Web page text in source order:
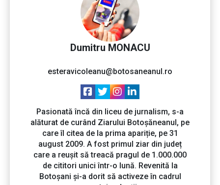
Dumitru MONACU
esteravicoleanu@botosaneanul.ro
Pasionată încă din liceu de jurnalism, s-a
alăturat de curând Ziarului Botoșăneanul, pe
care îl citea de la prima apariție, pe 31
august 2009. A fost primul ziar din județ
care a reușit să treacă pragul de 1.000.000
de cititori unici într-o lună. Revenită la
Botoșani și-a dorit să activeze în cadrul